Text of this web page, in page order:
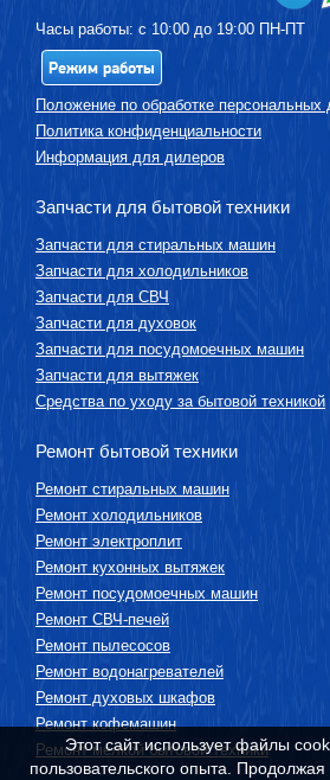
Часы работы: с 10:00 до 19:00 ПН-ПТ
Режим работы
Положение по обработке персональных
Политика конфиденциальности
Информация для дилеров
Запчасти для бытовой техники
Запчасти для стиральных машин
Запчасти для холодильников
Запчасти для СВЧ
Запчасти для духовок
Запчасти для посудомоечных машин
Запчасти для вытяжек
Средства по уходу за бытовой техникой
Ремонт бытовой техники
Ремонт стиральных машин
Ремонт холодильников
Ремонт электроплит
Ремонт кухонных вытяжек
Ремонт посудомоечных машин
Ремонт СВЧ-печей
Ремонт пылесосов
Ремонт водонагревателей
Ремонт духовых шкафов
Ремонт кофемашин
Ремонт мелкой бытовой техники
Этот сайт использует файлы
пользовательского опыта. Продолжая